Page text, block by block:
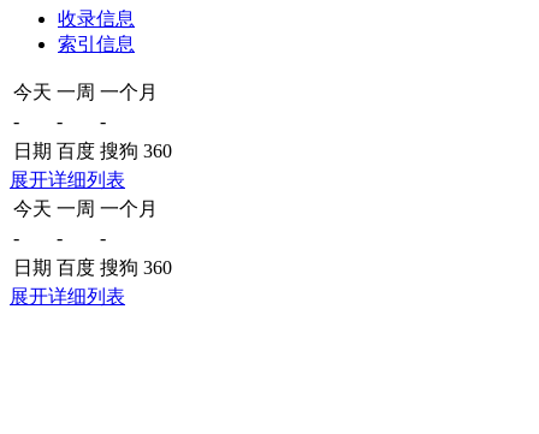
收录信息
索引信息
今天 一周 一个月
-
-
-
日期 百度 搜狗 360
展开详细列表
今天 一周 一个月
-
-
-
日期 百度 搜狗 360
展开详细列表